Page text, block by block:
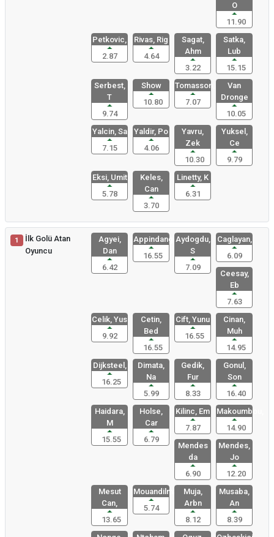
O
11.90
Petkovic,
2.87
Rivas, Rig
4.64
Sagat,
Ahm
3.22
Satka,
Lub
15.15
Serbest,
T
9.74
Show
10.80
Tomasson,
7.07
Van
Dronge
10.05
Yalcin, Sa
7.15
Yaldir, Po
4.06
Yavru,
Zek
10.30
Yuksel,
Ce
9.79
Eksi, Umit
5.78
Keles,
Can
3.70
Linetty, K
6.31
1
İlk Golü Atan
Oyuncu
Agyei,
Dan
6.42
Appindango
16.55
Aydogdu,
S
7.09
Caglayan,
6.09
Ceesay,
Eb
7.63
Celik, Yus
9.92
Cetin,
Bed
16.55
Cift, Yunu
16.55
Cinan,
Muh
14.95
Dijksteel,
16.25
Dimata,
Na
5.99
Gedik,
Fur
8.33
Gonul,
Son
16.40
Haidara,
M
15.55
Holse,
Car
6.79
Kilinc, Em
7.87
Makoumbou,
14.90
Mendes
da
6.90
Mendes,
Jo
12.20
Mesut
Can,
13.65
Mouandilma
5.74
Muja,
Arbn
8.12
Musaba,
An
8.39